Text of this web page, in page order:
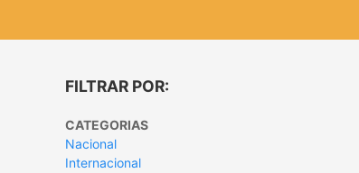
FILTRAR POR:
CATEGORIAS
Nacional
Internacional